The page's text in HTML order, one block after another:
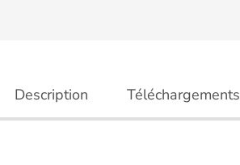
Description Téléchargements